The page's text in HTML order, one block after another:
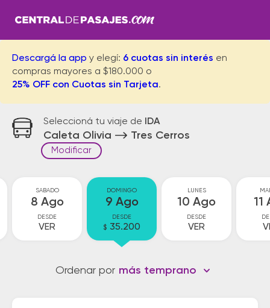
Descargá la app y elegí: 6 cuotas sin interés en
compras mayores a $180.000 o
25% OFF con Cuotas sin Tarjeta.
Seleccioná tu viaje de IDA
Caleta Olivia Tres Cerros
Modificar
SABADO
8 Ago
DESDE
VER
DOMINGO
9 Ago
DESDE
$ 35.200
LUNES
10 Ago
DESDE
VER
11
Ordenar por más temprano